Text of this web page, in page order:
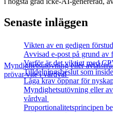
Myndighetsutövning eller
prövar vite i vårdval
Senaste inläggen
Vikten av en gedigen
Avvisad e-post på grund
Varför är det viktigt med
Tilldelningsbeslut som
Låga krav öppnar för
Myndighetsutövning eller
vårdval
Proportionalitetsprincipen